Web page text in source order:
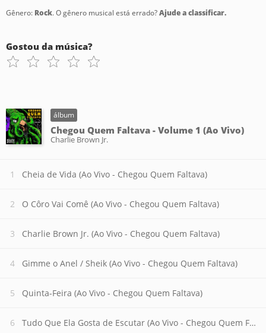
Gênero: Rock. O gênero musical está errado?Ajude a classificar.
Gostou da música?
álbum
Chegou Quem Faltava - Volume 1 (Ao Vivo)
Charlie Brown Jr.
Cheia de Vida (Ao Vivo - Chegou Quem Faltava)
O Côro Vai Comê (Ao Vivo - Chegou Quem Faltava)
Charlie Brown Jr. (Ao Vivo - Chegou Quem Faltava)
Gimme o Anel / Sheik (Ao Vivo - Chegou Quem Faltava)
Quinta-Feira (Ao Vivo - Chegou Quem Faltava)
Tudo Que Ela Gosta de Escutar (Ao Vivo - Chegou Quem